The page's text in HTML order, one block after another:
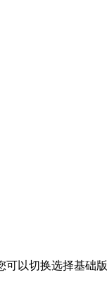
以切换选择基础